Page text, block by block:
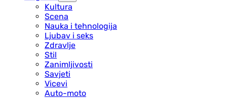
Kultura
Scena
Nauka i tehnologija
Ljubav i seks
Zdravlje
Stil
Zanimljivosti
Savjeti
Vicevi
Auto-moto